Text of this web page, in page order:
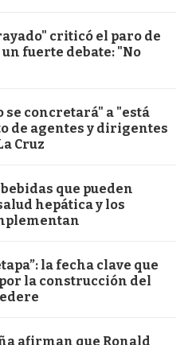
criticó el paro de
fuerte debate: "No
se concretará" a "está
de agentes y dirigentes
Cruz
que pueden
hepática y los
la fecha clave que
la construcción del
afirman que Ronald